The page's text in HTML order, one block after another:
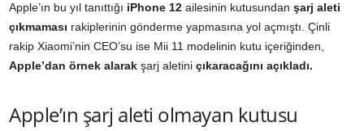
Apple’ın bu yıl tanıttığı iPhone 12 ailesinin kutusundan şarj aleti
çıkmaması rakiplerinin gönderme yapmasına yol açmıştı. Çinli
rakip Xiaomi’nin CEO’su ise Mii 11 modelinin kutu içeriğinden,
Apple’dan örnek alarak şarj aletini çıkaracağını açıkladı.
Apple’ın şarj aleti olmayan kutusu